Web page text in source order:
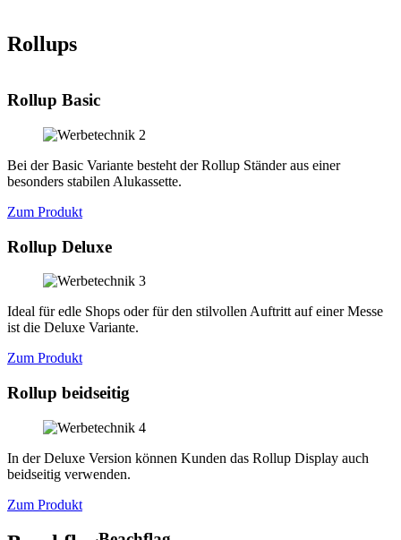
Rollups
Rollup Basic
Bei der Basic Variante besteht der Rollup Ständer aus einer
besonders stabilen Alukassette.
Zum Produkt
Rollup Deluxe
Ideal für edle Shops oder für den stilvollen Auftritt auf einer Messe
ist die Deluxe Variante.
Zum Produkt
Rollup beidseitig
In der Deluxe Version können Kunden das Rollup Display auch
beidseitig verwenden.
Zum Produkt